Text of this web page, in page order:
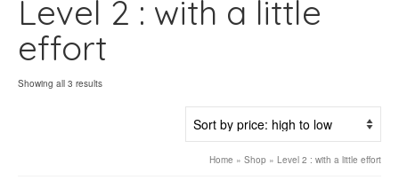
Level 2 : with a little
effort
Showing all 3 resultsSorted
Home » Shop » Level 2 : with a little effort